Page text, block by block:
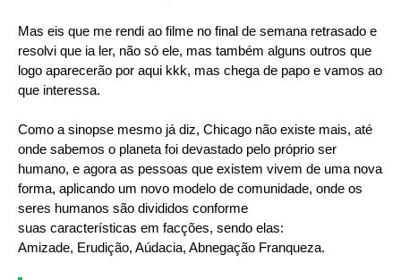
Mas eis que me rendi ao filme no final de semana retrasado e
resolvi que ia ler, não só ele, mas também alguns outros que
logo aparecerão por aqui kkk, mas chega de papo e vamos ao
que interessa.
Como a sinopse mesmo já diz, Chicago não existe mais, até
onde sabemos o planeta foi devastado pelo próprio ser
humano, e agora as pessoas que existem vivem de uma nova
forma, aplicando um novo modelo de comunidade, onde os
seres humanos são divididos conforme
suas características em facções, sendo elas:
Amizade, Erudição, Aúdacia, Abnegação Franqueza.